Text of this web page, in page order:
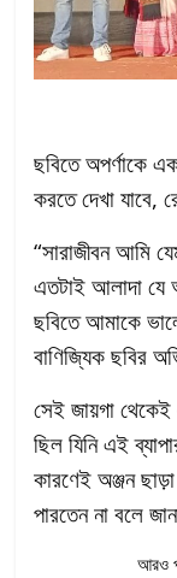
ছবিতে অপর্ণাকে
করতে দেখা যাবে,
“সারাজীবন আমি
এতটাই আলাদা যে
ছবিতে আমাকে
বাণিজ্যিক ছবির
সেই জায়গা
ছিল যিনি এই
কারণেই অঞ্জন
পারতেন না বলে
আরও